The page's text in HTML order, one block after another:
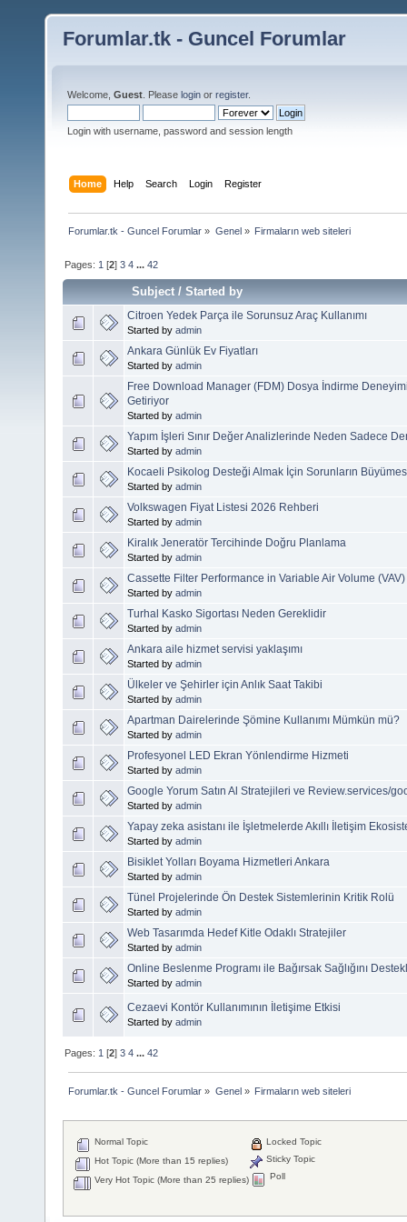
Forumlar.tk - Guncel Forumlar
Welcome, Guest . Please login or register.
Login with username, password and session length
Home Help Search Login Register
Forumlar.tk - Guncel Forumlar » Genel» Firmaların web siteleri
Pages: 1 [2]3 4 ...42
Subject/Started by
Citroen Yedek Parça ile Sorunsuz Araç Kullanımı
Started by admin
Ankara Günlük Ev Fiyatları
Started by admin
Free Download Manager (FDM) Dosya İndirme
Getiriyor
Started by admin
Yapım İşleri Sınır Değer Analizlerinde Neden Sadece
Started by admin
Kocaeli Psikolog Desteği Almak İçin Sorunların
Started by admin
Volkswagen Fiyat Listesi 2026 Rehberi
Started by admin
Kiralık Jeneratör Tercihinde Doğru Planlama
Started by admin
Cassette Filter Performance in Variable Air Volume
Started by admin
Turhal Kasko Sigortası Neden Gereklidir
Started by admin
Ankara aile hizmet servisi yaklaşımı
Started by admin
Ülkeler ve Şehirler için Anlık Saat Takibi
Started by admin
Apartman Dairelerinde Şömine Kullanımı Mümkün mü?
Started by admin
Profesyonel LED Ekran Yönlendirme Hizmeti
Started by admin
Google Yorum Satın Al Stratejileri ve Review.services/
Started by admin
Yapay zeka asistanı ile İşletmelerde Akıllı İletişim
Started by admin
Bisiklet Yolları Boyama Hizmetleri Ankara
Started by admin
Tünel Projelerinde Ön Destek Sistemlerinin Kritik Rolü
Started by admin
Web Tasarımda Hedef Kitle Odaklı Stratejiler
Started by admin
Online Beslenme Programı ile Bağırsak Sağlığını
Started by admin
Cezaevi Kontör Kullanımının İletişime Etkisi
Started by admin
Pages: 1 [2]3 4 ...42
Forumlar.tk - Guncel Forumlar » Genel» Firmaların web siteleri
Normal Topic
Hot Topic (More than 15 replies)
Very Hot Topic (More than 25 replies)
Locked Topic
Sticky Topic
Poll